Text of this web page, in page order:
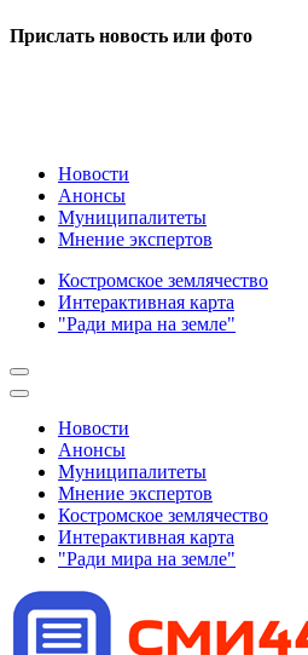
Прислать новость или фото
Новости
Анонсы
Муниципалитеты
Мнение экспертов
Костромское землячество
Интерактивная карта
"Ради мира на земле"
Новости
Анонсы
Муниципалитеты
Мнение экспертов
Костромское землячество
Интерактивная карта
"Ради мира на земле"